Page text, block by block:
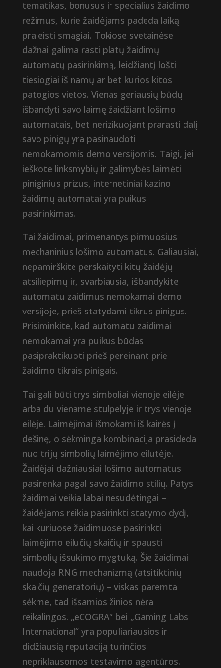
tematikas, bonusus ir specialius žaidimo
režimus, kurie žaidėjams padeda laiką
praleisti smagiai. Tokiose svetainėse
dažnai galima rasti platų žaidimų
automatų pasirinkimą, leidžiantį lošti
tiesiogiai iš namų ar bet kurios kitos
patogios vietos. Vienas geriausių būdų
išbandyti savo laimę žaidžiant lošimo
automatais, bet nerizikuojant prarasti dalį
savo pinigų yra pasinaudoti
nemokamomis demo versijomis. Taigi, jei
ieškote linksmybių ir galimybės laimėti
piniginius prizus, internetiniai kazino
žaidimų automatai yra puikus
pasirinkimas.
Tai žaidimai, primenantys pirmuosius
mechaninius lošimo automatus. Galiausiai,
nepamirškite perskaityti kitų žaidėjų
atsiliepimų ir, svarbiausia, išbandykite
automatu zaidimus nemokamai demo
versijoje, prieš statydami tikrus pinigus.
Prisiminkite, kad automatu zaidimai
nemokamai yra puikus būdas
pasipraktikuoti prieš pereinant prie
žaidimo tikrais pinigais.
Tai gali būti trys simboliai vienoje eilėje
arba du viename stulpelyje ir trys vienoje
eilėje. Laimėjimai išmokami iš kairės į
dešinę, o sėkminga kombinacija prasideda
nuo trijų simbolių laimėjimo eilutėje.
Žaidėjai dažniausiai lošimo automatus
pasirenka pagal savo žaidimo stilių. Patys
žaidimai veikia labai nesudėtingai –
žaidėjams reikia pasirinkti statymo dydį,
kai kuriuose žaidimuose pasirinkti
laimėjimo eilučių skaičių ir spausti
simbolių išsukimo mygtuką. Šie žaidimai
naudoja RNG mechanizmą (atsitiktinių
skaičių generatorių) – viskas paremta
sėkme, tad išsamios žinios nėra
reikalingos. „eCOGRA“ bei „Gaming Labs
International“ yra populiariausios ir
didžiausią reputaciją turinčios
nepriklausomos testavimo agentūros.